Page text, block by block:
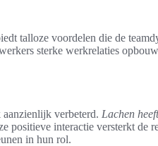
talloze voordelen die de
sterke werkrelaties
aanzienlijk verbeterd. Lachen
positieve interactie versterkt de
in hun rol.